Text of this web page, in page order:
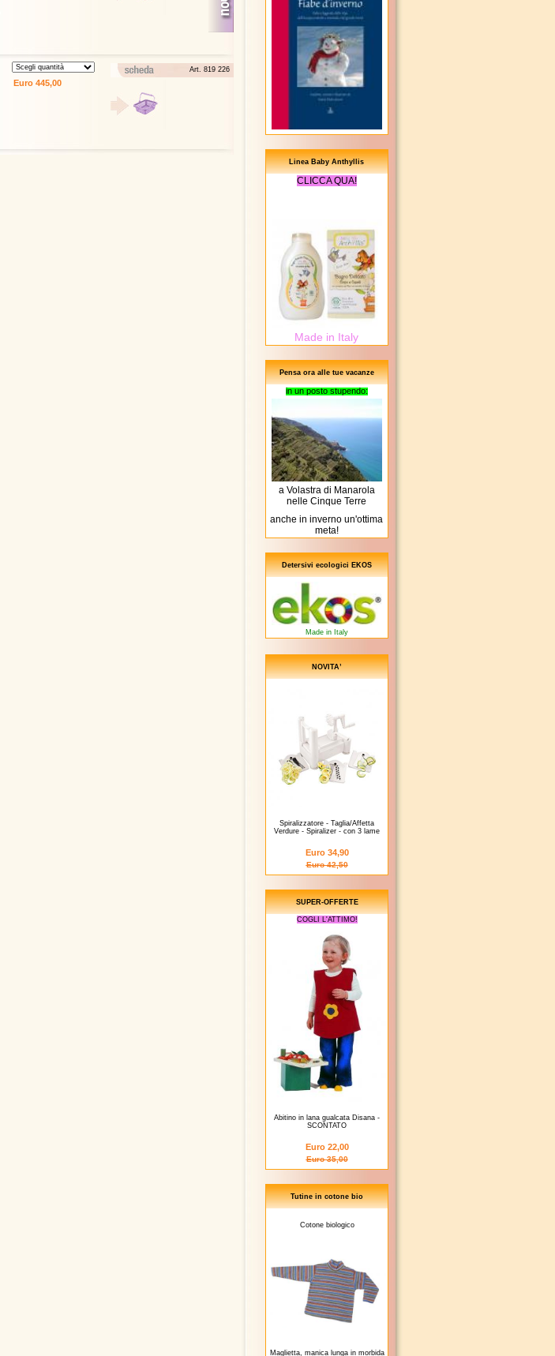
Art. 819 226
Linea Baby Anthyllis
CLICCA QUA!
Made in Italy
Pensa ora alle tue vacanze
in un posto stupendo:
a Volastra di Manarola
nelle Cinque Terre
anche in inverno un'ottima
meta!
Detersivi ecologici EKOS
Made in Italy